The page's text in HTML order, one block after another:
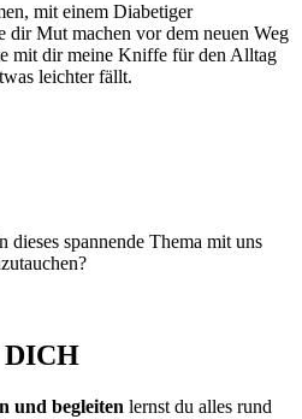
mit einem Diabetiger
dir Mut machen vor dem neuen Weg
mit dir meine Kniffe für den Alltag
leichter fällt.
dieses spannende Thema mit uns
DICH
und begleiten lernst du alles rund